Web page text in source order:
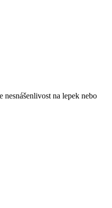
na lepek nebo